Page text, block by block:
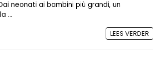
neonati ai bambini più grandi, un
...
LEES VERDER